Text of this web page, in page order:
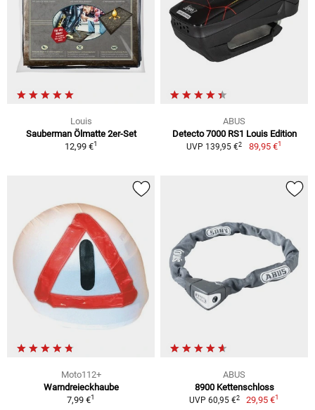
Louis
Sauberman Ölmatte 2er-Set
12,99 €1
ABUS
Detecto 7000 RS1 Louis Edition
UVP 139,95 €2 89,95 €1
Moto112+
Warndreieckhaube
7,99 €1
ABUS
8900 Kettenschloss
UVP 60,95 €2 29,95 €1